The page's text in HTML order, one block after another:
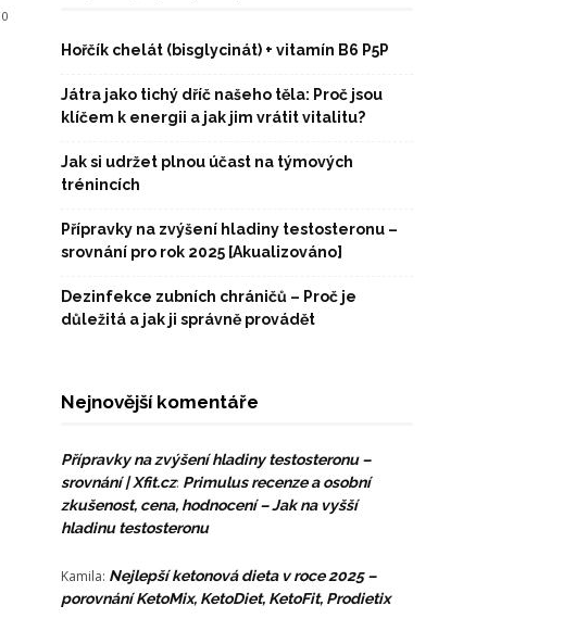
0
Hořčík chelát (bisglycinát) + vitamín B6 P5P
Játra jako tichý dříč našeho těla: Proč jsou
klíčem k energii a jak jim vrátit vitalitu?
Jak si udržet plnou účast na týmových
trénincích
Přípravky na zvýšení hladiny testosteronu –
srovnání pro rok 2025 [Akualizováno]
Dezinfekce zubních chráničů – Proč je
důležitá a jak ji správně provádět
Nejnovější komentáře
Přípravky na zvýšení hladiny testosteronu –
srovnání | Xfit.cz: Primulus recenze a osobní
zkušenost, cena, hodnocení – Jak na vyšší
hladinu testosteronu
Kamila: Nejlepší ketonová dieta v roce 2025 –
porovnání KetoMix, KetoDiet, KetoFit, Prodietix